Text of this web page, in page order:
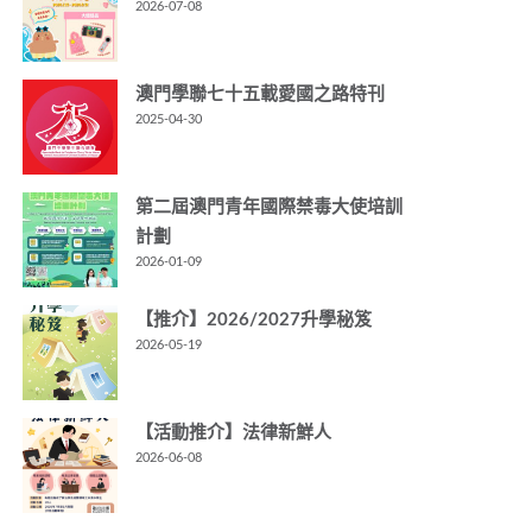
2026-07-08
澳門學聯七十五載愛國之路特刊
2025-04-30
第二屆澳門青年國際禁毒大使培訓
計劃
2026-01-09
【推介】2026/2027升學秘笈
2026-05-19
【活動推介】法律新鮮人
2026-06-08